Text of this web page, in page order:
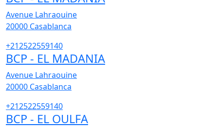
Avenue Lahraouine
20000 Casablanca
+212522559140
BCP - EL MADANIA
Avenue Lahraouine
20000 Casablanca
+212522559140
BCP - EL OULFA